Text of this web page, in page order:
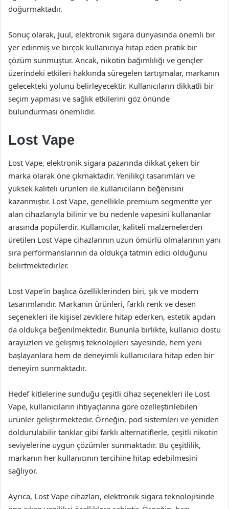
doğurmaktadır.
Sonuç olarak, Juul, elektronik sigara dünyasında önemli bir
yer edinmiş ve birçok kullanıcıya hitap eden pratik bir
çözüm sunmuştur. Ancak, nikotin bağımlılığı ve gençler
üzerindeki etkileri hakkında süregelen tartışmalar, markanın
gelecekteki yolunu belirleyecektir. Kullanıcıların dikkatli bir
seçim yapması ve sağlık etkilerini göz önünde
bulundurması önemlidir.
Lost Vape
Lost Vape, elektronik sigara pazarında dikkat çeken bir
marka olarak öne çıkmaktadır. Yenilikçi tasarımları ve
yüksek kaliteli ürünleri ile kullanıcıların beğenisini
kazanmıştır. Lost Vape, genellikle premium segmentte yer
alan cihazlarıyla bilinir ve bu nedenle vapesini kullananlar
arasında popülerdir. Kullanıcılar, kaliteli malzemelerden
üretilen Lost Vape cihazlarının uzun ömürlü olmalarının yanı
sıra performanslarının da oldukça tatmin edici olduğunu
belirtmektedirler.
Lost Vape’in başlıca özelliklerinden biri, şık ve modern
tasarımlarıdır. Markanın ürünleri, farklı renk ve desen
seçenekleri ile kişisel zevklere hitap ederken, estetik açıdan
da oldukça beğenilmektedir. Bununla birlikte, kullanıcı dostu
arayüzleri ve gelişmiş teknolojileri sayesinde, hem yeni
başlayanlara hem de deneyimli kullanıcılara hitap eden bir
deneyim sunmaktadır.
Hedef kitlelerine sunduğu çeşitli cihaz seçenekleri ile Lost
Vape, kullanıcıların ihtiyaçlarına göre özelleştirilebilen
ürünler geliştirmektedir. Örneğin, pod sistemleri ve yeniden
doldurulabilir tanklar gibi farklı alternatiflerle, çeşitli nikotin
seviyelerine uygun çözümler sunmaktadır. Bu çeşitlilik,
markanın her kullanıcının tercihine hitap edebilmesini
sağlıyor.
Ayrıca, Lost Vape cihazları, elektronik sigara teknolojisinde